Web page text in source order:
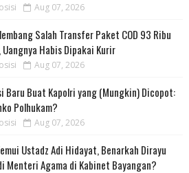
Aug 07, 2026
Salah Transfer Paket COD 93 Ribu
Habis Dipakai Kurir
Aug 07, 2026
Baru Buat Kapolri yang (Mungkin) Dicopot:
Polhukam?
Aug 07, 2026
Ustadz Adi Hidayat, Benarkah Dirayu
Menteri Agama di Kabinet Bayangan?